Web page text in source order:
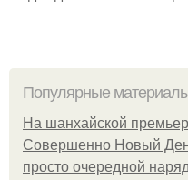
Популярные
На шанхайской
Совершенно Новый
просто очередной